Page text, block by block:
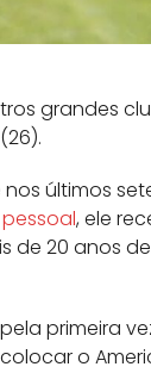
grandes
últimos
, ele
de 20 anos
primeira
o